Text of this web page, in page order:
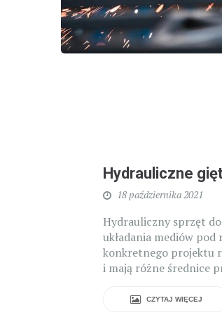
Hydrauliczne
18 października 2021
Hydrauliczny sprzęt
układania mediów
konkretnego projektu
i mają różne średnice
CZYTAJ WIĘCEJ